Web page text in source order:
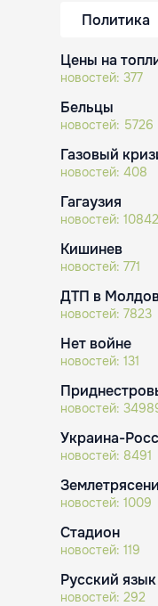
Политика
Цены на
новостей: 377
Бельцы
новостей: 5726
Газовый
новостей: 408
Гагаузия
новостей: 10842
Кишинев
новостей: 771
ДТП в
новостей: 7823
Нет войне
новостей: 131
новостей:
Украина-
новостей: 8491
новостей: 1009
Стадион
новостей: 119
Русский язык
новостей: 292